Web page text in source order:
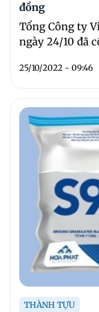
đồng
Tổng Công ty
ngày 24/10 đã
25/10/2022 - 09:46
THÀNH TỰU